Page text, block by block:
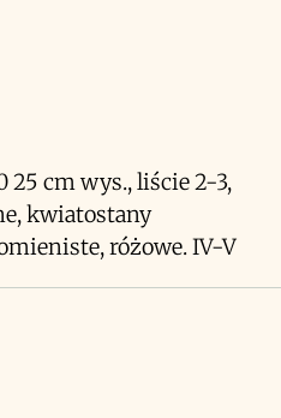
25 cm wys., liście 2-3,
kwiatostany
różowe. IV-V